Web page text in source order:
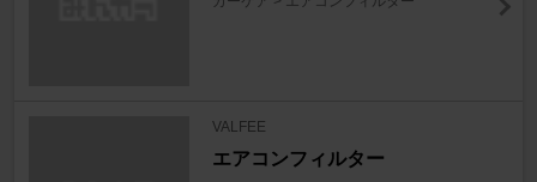
VALFEE
エアコンフィルター